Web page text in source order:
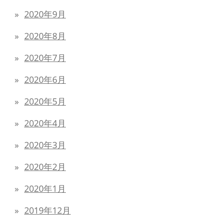
2020年9月
2020年8月
2020年7月
2020年6月
2020年5月
2020年4月
2020年3月
2020年2月
2020年1月
2019年12月